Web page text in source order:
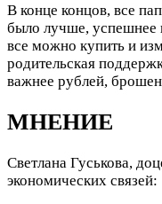
В конце концов, все
было лучше, успешнее
все можно купить и
родительская
важнее рублей,
МНЕНИЕ
Светлана Гуськова,
экономических связей: